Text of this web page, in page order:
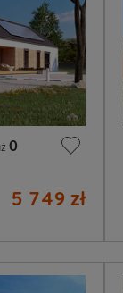
0
5 749 zł